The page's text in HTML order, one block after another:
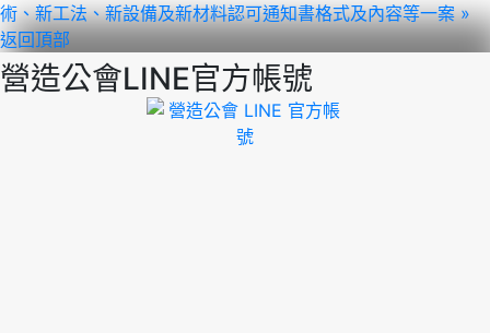
術、新工法、新設備及新材料認可通知書格式及內容等一案 »
返回頂部
營造公會LINE官方帳號